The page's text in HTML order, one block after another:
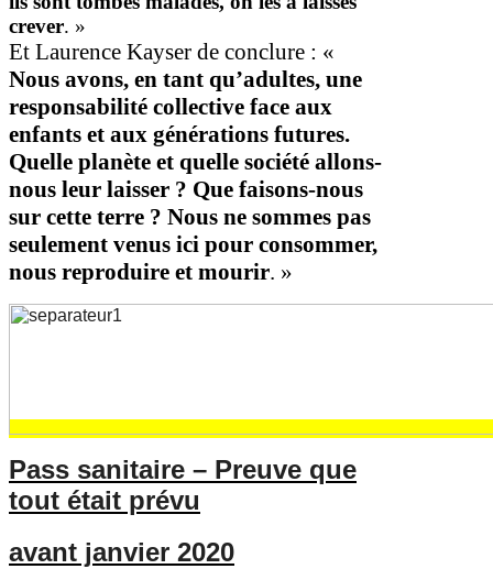
crever. »
Et Laurence Kayser de conclure : «
Nous avons, en tant qu’adultes, une
responsabilité collective face aux
enfants et aux générations futures.
Quelle planète et quelle société allons-
nous leur laisser ? Que faisons-nous
sur cette terre ? Nous ne sommes pas
seulement venus ici pour consommer,
nous reproduire et mourir. »
Pass sanitaire – Preuve que
tout était prévu
avant janvier 2020